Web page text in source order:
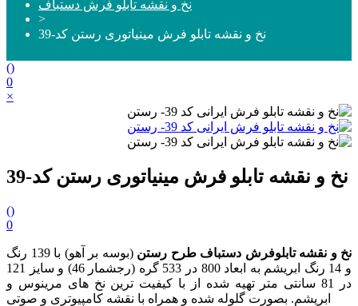
نخ و نقشه تابلو فرش دستباف
>
نخ و نقشه تابلو فرش مینیاتوری رستن کد-39
()
0
×
نخ و نقشه تابلو فرش مینیاتوری رستن کد-39
()
0
نخ و نقشه تابلوفرش دستباف طرح رستن
(بوسه بر آهو) با 139 رنگ
و 14 رنگ ابریشم به ابعاد 800 در 533 گره (رجشمار 46) و سایز 121
در 81 سانتی متر تهیه شده از با کیفیت ترین نخ های مرینوس و
ابریشم. بصورت گلوله شده و همراه با نقشه کامپیوتری و صوتی